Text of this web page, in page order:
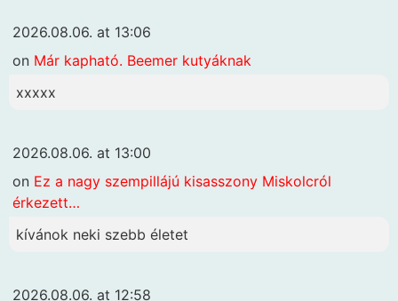
2026.08.06. at 13:06
on Már kapható. Beemer kutyáknak
xxxxx
2026.08.06. at 13:00
on Ez a nagy szempillájú kisasszony Miskolcról
érkezett…
kívánok neki szebb életet
2026.08.06. at 12:58